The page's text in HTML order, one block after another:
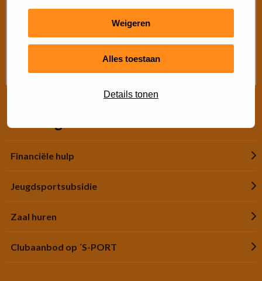
Weigeren
Alles toestaan
Details tonen
Beweegaanbod 50+
Gratis buiten bewegen
Advies Sport- en Beweegadviseur
Financiële hulp
Jeugdsportsubsidie
Zaal huren
Clubaanbod op ´S-PORT